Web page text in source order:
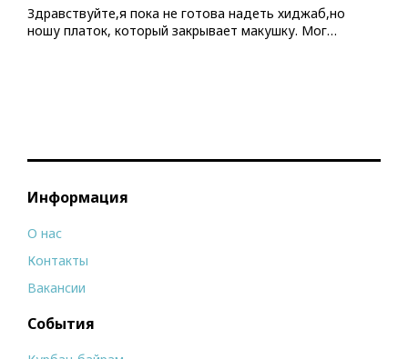
Здравствуйте,я пока не готова надеть хиджаб,но
ношу платок, который закрывает макушку. Мог…
Информация
О нас
Контакты
Вакансии
События